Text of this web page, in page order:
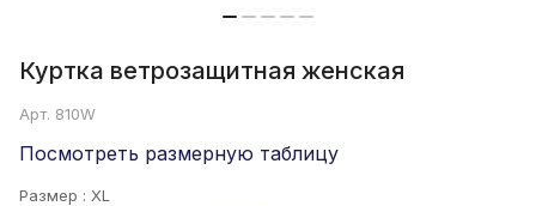
Куртка ветрозащитная женская
Арт. 810W
Посмотреть размерную таблицу
Размер : XL